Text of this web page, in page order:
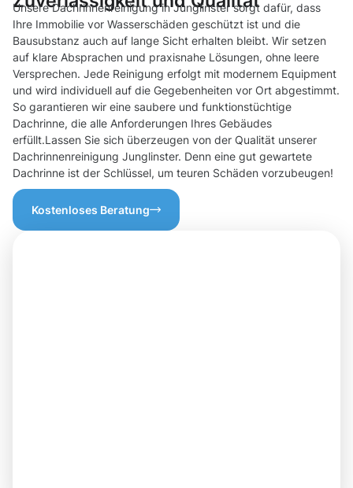
Unsere Dachrinnenreinigung in Junglinster sorgt dafür, dass
Ihre Immobilie vor Wasserschäden geschützt ist und die
Bausubstanz auch auf lange Sicht erhalten bleibt. Wir setzen
auf klare Absprachen und praxisnahe Lösungen, ohne leere
Versprechen. Jede Reinigung erfolgt mit modernem Equipment
und wird individuell auf die Gegebenheiten vor Ort abgestimmt.
So garantieren wir eine saubere und funktionstüchtige
Dachrinne, die alle Anforderungen Ihres Gebäudes
erfüllt.Lassen Sie sich überzeugen von der Qualität unserer
Dachrinnenreinigung Junglinster. Denn eine gut gewartete
Dachrinne ist der Schlüssel, um teuren Schäden vorzubeugen!
Kostenloses Beratung